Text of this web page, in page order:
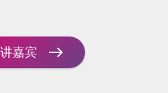
嘉宾